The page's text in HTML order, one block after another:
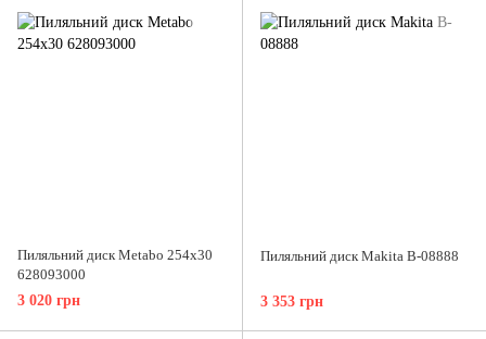
Пиляльний диск Metabo 254x30
628093000
3 020 грн
Пиляльний диск Makita B-08888
3 353 грн